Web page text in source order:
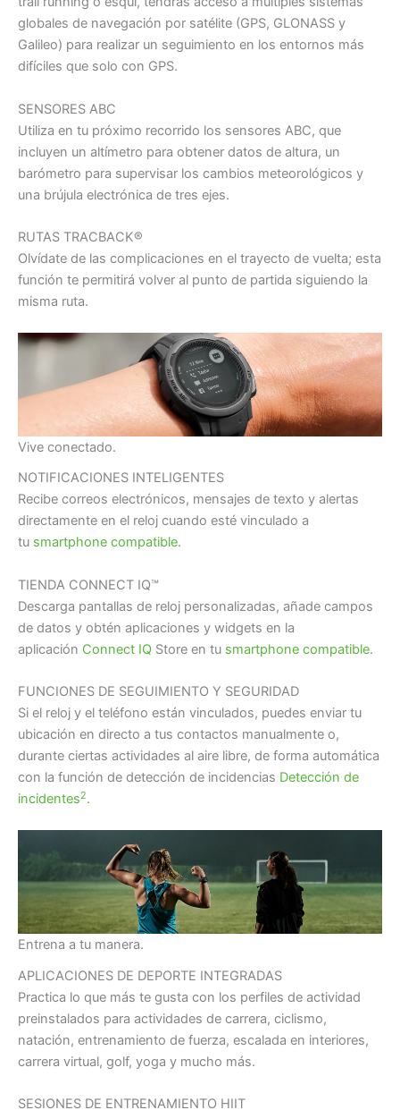
globales de navegación por satélite (GPS, GLONASS y
Galileo) para realizar un seguimiento en los entornos más
difíciles que solo con GPS.
SENSORES ABC
Utiliza en tu próximo recorrido los sensores ABC, que
incluyen un altímetro para obtener datos de altura, un
barómetro para supervisar los cambios meteorológicos y
una brújula electrónica de tres ejes.
RUTAS TRACBACK®
Olvídate de las complicaciones en el trayecto de vuelta; esta
función te permitirá volver al punto de partida siguiendo la
misma ruta.
Vive conectado.
NOTIFICACIONES INTELIGENTES
Recibe correos electrónicos, mensajes de texto y alertas
directamente en el reloj cuando esté vinculado a
tu smartphone compatible.
TIENDA CONNECT IQ™
Descarga pantallas de reloj personalizadas, añade campos
de datos y obtén aplicaciones y widgets en la
aplicación Connect IQ Store en tu smartphone compatible.
FUNCIONES DE SEGUIMIENTO Y SEGURIDAD
Si el reloj y el teléfono están vinculados, puedes enviar tu
ubicación en directo a tus contactos manualmente o,
durante ciertas actividades al aire libre, de forma automática
con la función de detección de incidencias Detección de
incidentes2.
Entrena a tu manera.
APLICACIONES DE DEPORTE INTEGRADAS
Practica lo que más te gusta con los perfiles de actividad
preinstalados para actividades de carrera, ciclismo,
natación, entrenamiento de fuerza, escalada en interiores,
carrera virtual, golf, yoga y mucho más.
SESIONES DE ENTRENAMIENTO HIIT